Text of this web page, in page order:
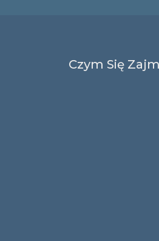
Czym Się